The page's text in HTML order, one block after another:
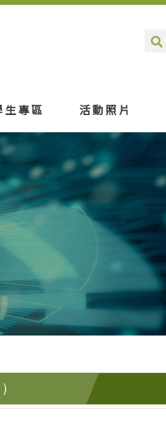
生專區 活動照片